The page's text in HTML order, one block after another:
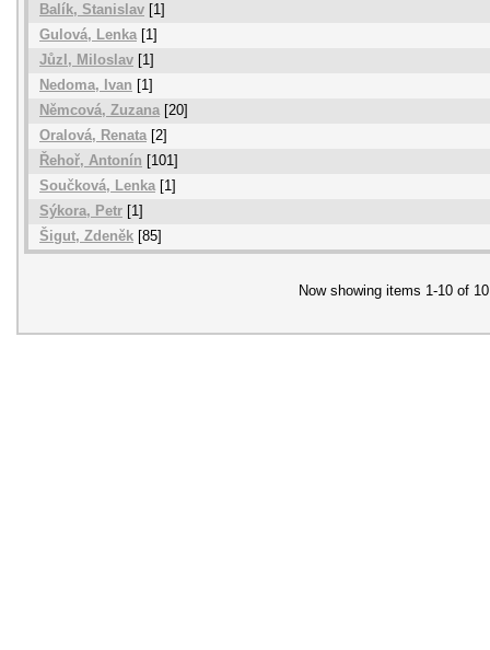
Balík, Stanislav [1]
Gulová, Lenka[1]
Jůzl, Miloslav [1]
Nedoma, Ivan [1]
Němcová, Zuzana [20]
Oralová, Renata[2]
Řehoř, Antonín [101]
Součková, Lenka[1]
Sýkora, Petr [1]
Šigut, Zdeněk [85]
Now showing items 1-10 of 10